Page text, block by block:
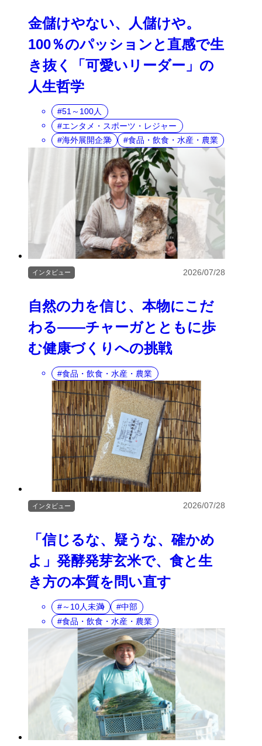
金儲けやない、人儲けや。
100％のパッションと直感で生
き抜く「可愛いリーダー」の
人生哲学
51～100人
エンタメ・スポーツ・レジャー
海外展開企業
食品・飲食・水産・農業
自然の力を信じ、本物にこだ
わる――チャーガとともに歩
む健康づくりへの挑戦
インタビュー 2026/07/28
食品・飲食・水産・農業
「信じるな、疑うな、確かめ
よ」発酵発芽玄米で、食と生
き方の本質を問い直す
インタビュー 2026/07/28
～10人未満
中部
食品・飲食・水産・農業